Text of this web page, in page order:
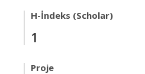
H-İndeks (Scholar)
1
Proje